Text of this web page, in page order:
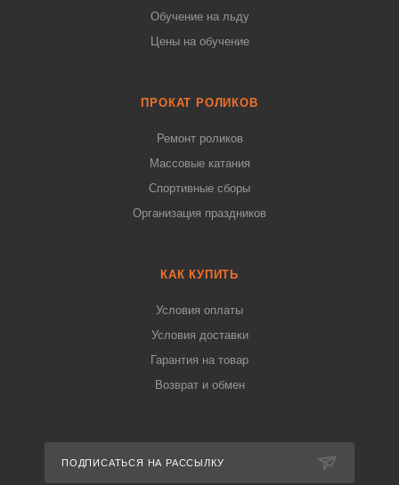
Обучение на льду
Цены на обучение
ПРОКАТ РОЛИКОВ
Ремонт роликов
Массовые катания
Спортивные сборы
Организация праздников
КАК КУПИТЬ
Условия оплаты
Условия доставки
Гарантия на товар
Возврат и обмен
ПОДПИСАТЬСЯ НА РАССЫЛКУ